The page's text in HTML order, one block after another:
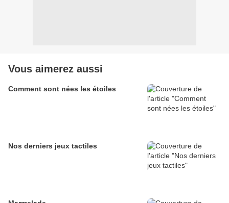
Vous aimerez aussi
Comment sont nées les étoiles
Nos derniers jeux tactiles